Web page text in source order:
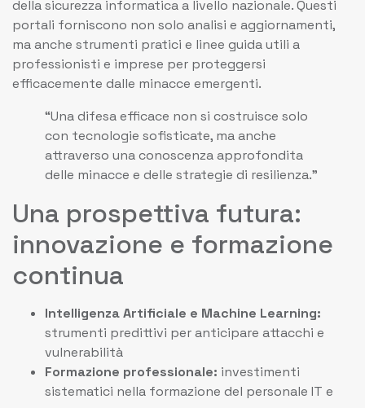
della sicurezza informatica a livello nazionale. Questi
portali forniscono non solo analisi e aggiornamenti,
ma anche strumenti pratici e linee guida utili a
professionisti e imprese per proteggersi
efficacemente dalle minacce emergenti.
“Una difesa efficace non si costruisce solo
con tecnologie sofisticate, ma anche
attraverso una conoscenza approfondita
delle minacce e delle strategie di resilienza.”
Una prospettiva futura:
innovazione e formazione
continua
Intelligenza Artificiale e Machine Learning:
strumenti predittivi per anticipare attacchi e
vulnerabilità
Formazione professionale: investimenti
sistematici nella formazione del personale IT e